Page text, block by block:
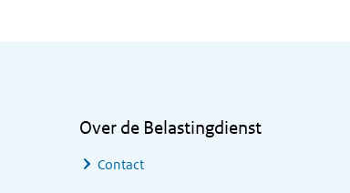
Over de Belastingdienst
Contact